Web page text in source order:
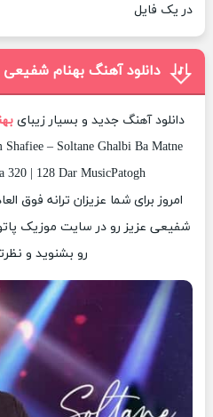
در یک فایل
دانلود آهنگ بهنام
دانلود آهنگ جدید و بسیار زیبای
Shafiee – Soltane Ghalbi Ba Matne
320 | 128 Dar MusicPatogh
امروز برای شما عزیزان ترانه فوق
شفیعی عزیز رو در سایت موزیک
رو بشنوید و